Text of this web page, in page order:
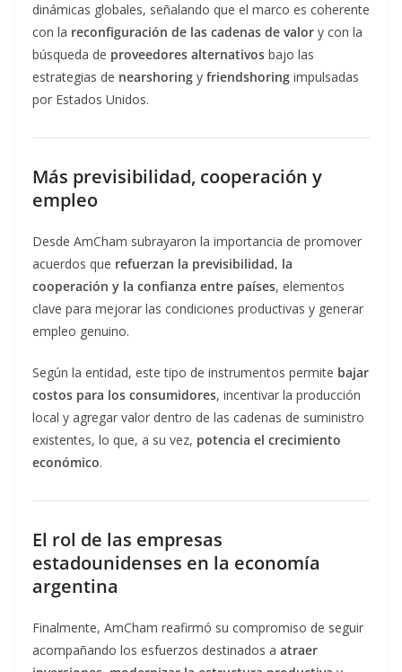
dinámicas globales, señalando que el marco es coherente
con la reconfiguración de las cadenas de valor y con la
búsqueda de proveedores alternativos bajo las
estrategias de nearshoring y friendshoring impulsadas
por Estados Unidos.
Más previsibilidad, cooperación y
empleo
Desde AmCham subrayaron la importancia de promover
acuerdos que refuerzan la previsibilidad, la
cooperación y la confianza entre países, elementos
clave para mejorar las condiciones productivas y generar
empleo genuino.
Según la entidad, este tipo de instrumentos permite bajar
costos para los consumidores, incentivar la producción
local y agregar valor dentro de las cadenas de suministro
existentes, lo que, a su vez, potencia el crecimiento
económico.
El rol de las empresas
estadounidenses en la economía
argentina
Finalmente, AmCham reafirmó su compromiso de seguir
acompañando los esfuerzos destinados a atraer